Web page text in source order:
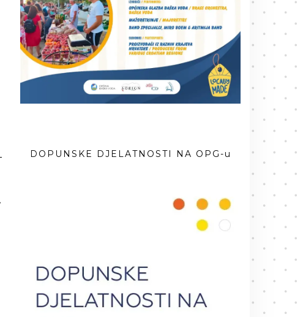
DOPUNSKE DJELATNOSTI NA OPG-u